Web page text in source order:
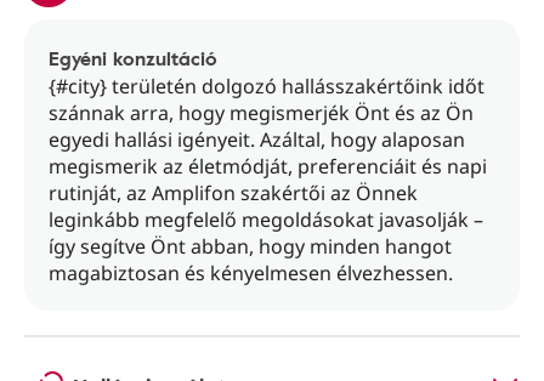
Egyéni konzultáció
{#city} területén dolgozó hallásszakértőink időt
szánnak arra, hogy megismerjék Önt és az Ön
egyedi hallási igényeit. Azáltal, hogy alaposan
megismerik az életmódját, preferenciáit és napi
rutinját, az Amplifon szakértői az Önnek
leginkább megfelelő megoldásokat javasolják –
így segítve Önt abban, hogy minden hangot
magabiztosan és kényelmesen élvezhessen.